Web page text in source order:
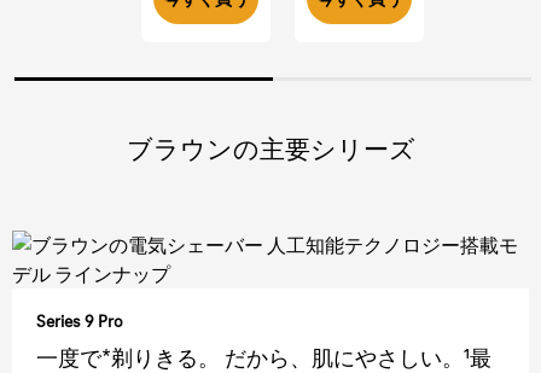
ブラウンの主要シリーズ
Series 9 Pro
一度で*剃りきる。 だから、肌にやさしい。¹最